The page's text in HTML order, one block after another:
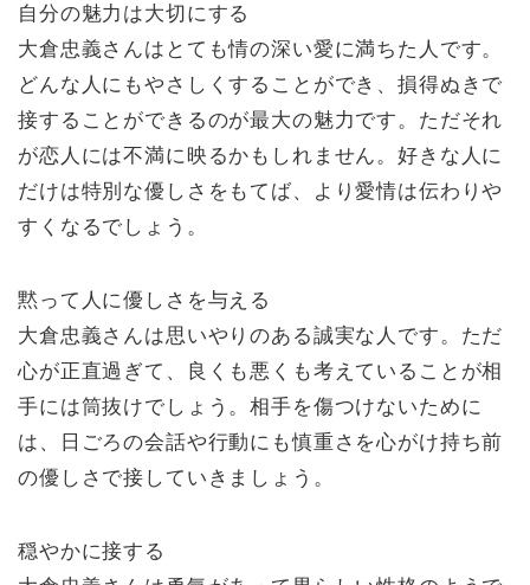
自分の魅力は大切にする
大倉忠義さんはとても情の深い愛に満ちた人です。
どんな人にもやさしくすることができ、損得ぬきで
接することができるのが最大の魅力です。ただそれ
が恋人には不満に映るかもしれません。好きな人に
だけは特別な優しさをもてば、より愛情は伝わりや
すくなるでしょう。
黙って人に優しさを与える
大倉忠義さんは思いやりのある誠実な人です。ただ
心が正直過ぎて、良くも悪くも考えていることが相
手には筒抜けでしょう。相手を傷つけないために
は、日ごろの会話や行動にも慎重さを心がけ持ち前
の優しさで接していきましょう。
穏やかに接する